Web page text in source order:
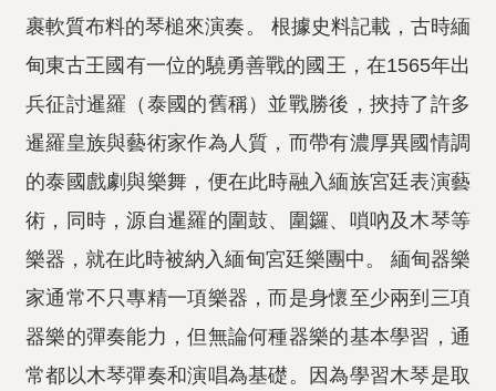
裹軟質布料的琴槌來演奏。 根據史料記載，古時緬
甸東古王國有一位的驍勇善戰的國王，在1565年出
兵征討暹羅（泰國的舊稱）並戰勝後，挾持了許多
暹羅皇族與藝術家作為人質，而帶有濃厚異國情調
的泰國戲劇與樂舞，便在此時融入緬族宮廷表演藝
術，同時，源自暹羅的圍鼓、圍鑼、嗩吶及木琴等
樂器，就在此時被納入緬甸宮廷樂團中。 緬甸器樂
家通常不只專精一項樂器，而是身懷至少兩到三項
器樂的彈奏能力，但無論何種器樂的基本學習，通
常都以木琴彈奏和演唱為基礎。因為學習木琴是取